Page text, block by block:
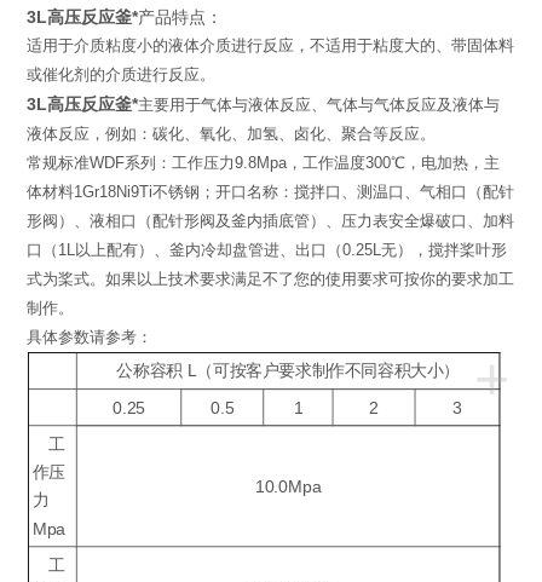
3L高压反应釜*产品特点：
适用于介质粘度小的液体介质进行反应，不适用于粘度大的、带固体料
或催化剂的介质进行反应。
3L高压反应釜*主要用于气体与液体反应、气体与气体反应及液体与
液体反应，例如：碳化、氧化、加氢、卤化、聚合等反应。
常规标准WDF系列：工作压力9.8Mpa，工作温度300℃，电加热，主
体材料1Gr18Ni9Ti不锈钢；开口名称：搅拌口、测温口、气相口（配针
形阀）、液相口（配针形阀及釜内插底管）、压力表安全爆破口、加料
口（1L以上配有）、釜内冷却盘管进、出口（0.25L无），搅拌桨叶形
式为桨式。如果以上技术要求满足不了您的使用要求可按你的要求加工
制作。
具体参数请参考：
+
公称容积 L（可按客户要求制作不同容积大小）
0.25
0.5 1 2 3
工
作压
力
Mpa
10.0Mpa
工